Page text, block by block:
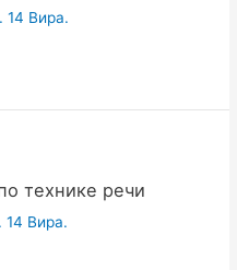
14 Вира.
технике речи
14 Вира.